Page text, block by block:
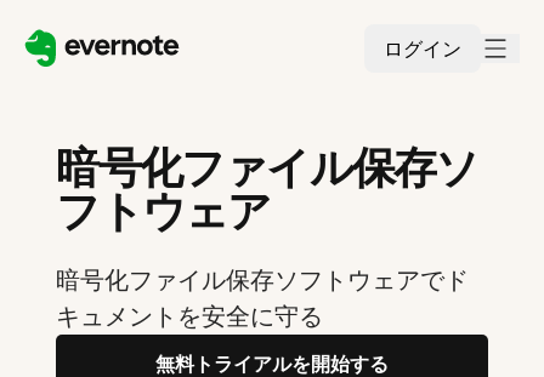
ログイン
暗号化ファイル保存ソ
フトウェア
暗号化ファイル保存ソフトウェアでド
キュメントを安全に守る
無料トライアルを開始する